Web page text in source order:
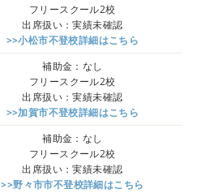
フリースクール2校
出席扱い：実績未確認
>>小松市不登校詳細はこちら
補助金：なし
フリースクール2校
出席扱い：実績未確認
>>加賀市不登校詳細はこちら
補助金：なし
フリースクール2校
出席扱い：実績未確認
>>野々市市不登校詳細はこちら